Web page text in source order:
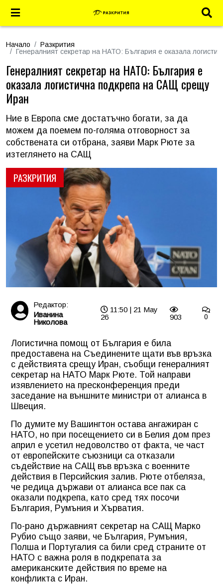
Начало
Разкрития
Генералният секретар на НАТО: България е оказала
РАЗКРИТИЯ
Генералният секретар на НАТО: България е
оказала логистична подкрепа на САЩ срещу
Иран
Ние в Европа сме достатъчно богати, за да
можем да поемем по-голяма отговорност за
собствената си отбрана, заяви Марк Рюте за
изтеглянето на САЩ
Редактор:
Иванина
Николова
11:50 | 21 May
26
903 0
Логистична помощ от България е била
предоставена на Съединените щати във връзка
с действията срещу Иран, съобщи генералният
секретар на НАТО Марк Рюте. Той направи
изявлението на пресконференция преди
заседание на външните министри от алианса в
Швеция.
По думите му Вашингтон остава ангажиран с
НАТО, но при посещението си в Белия дом през
април е усетил недоволство от факта, че част
от европейските съюзници са отказали
съдействие на САЩ във връзка с военните
действия в Персийския залив. Рюте отбеляза,
че редица държави от алианса все пак са
оказали подкрепа, като сред тях посочи
България, Румъния и Хърватия.
По-рано държавният секретар на САЩ Марко
Рубио също заяви, че България, Румъния,
Полша и Португалия са били сред страните от
НАТО с важна роля в подкрепата за
американските действия по време на
конфликта с Иран.